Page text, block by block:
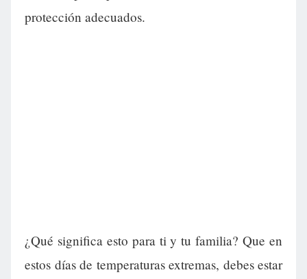
protección adecuados.
¿Qué significa esto para ti y tu familia? Que en
estos días de temperaturas extremas, debes estar